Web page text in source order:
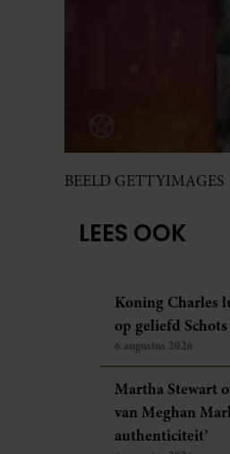
BEELD GETTYIMAGES
LEES OOK
Koning Charles
op geliefd
6 augustus 2026
Martha Stewart
van Meghan
authenticiteit’